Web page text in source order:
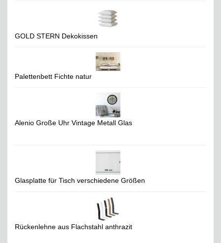
GOLD STERN Dekokissen
Palettenbett Fichte natur
Alenio Große Uhr Vintage Metall Glas
Glasplatte für Tisch verschiedene Größen
Rückenlehne aus Flachstahl anthrazit